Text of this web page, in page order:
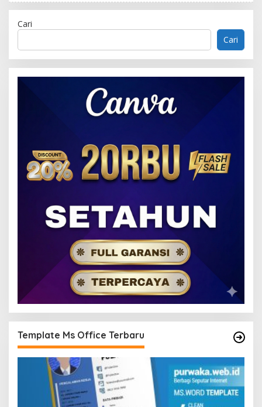
Cari
Cari
Template Ms Office Terbaru